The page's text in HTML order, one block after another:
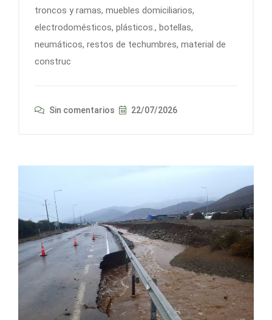
troncos y ramas, muebles domiciliarios,
electrodomésticos, plásticos., botellas,
neumáticos, restos de techumbres, material de
construc
Sin comentarios 22/07/2026